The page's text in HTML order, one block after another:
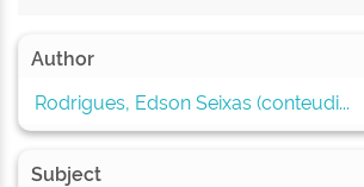
Author
Rodrigues, Edson Seixas (conteudi...
Subject